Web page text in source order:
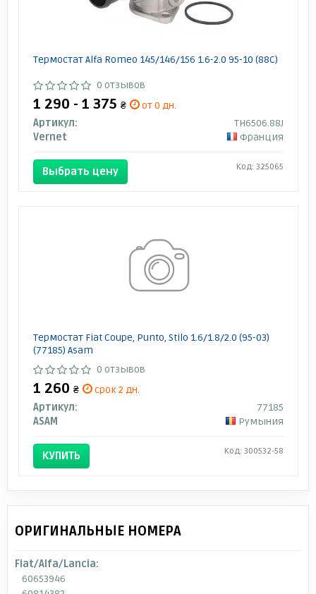
Термостат Alfa Romeo 145/146/156 1.6-2.0 95-10 (88C)
0 отзывов
1 290 - 1 375 ₴
от 0 дн.
Артикул:
TH6506.88J
Vernet
Франция
Выбрать цену Код: 325065
Термостат Fiat Coupe, Punto, Stilo 1.6/1.8/2.0 (95-03)
(77185) Asam
0 отзывов
1 260 ₴
срок 2 дн.
Артикул:
77185
ASAM
Румыния
КУПИТЬ Код: 300532-58
ОРИГИНАЛЬНЫЕ НОМЕРА
Fiat/Alfa/Lancia:
60653946